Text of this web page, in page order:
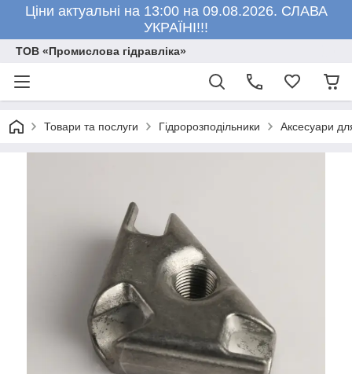
Ціни актуальні на 13:00 на 09.08.2026. СЛАВА
УКРАЇНІ!!!
ТОВ «Промислова гідравліка»
Товари та послуги Гідророзподільники Аксесуари